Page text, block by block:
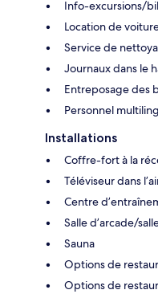
Info-excursions/
Location de
Service de
Journaux dans le
Entreposage des
Personnel
Installations
Coffre-fort à la
Téléviseur dans
Centre
Salle d’arcade/
Sauna
Options de
Options de